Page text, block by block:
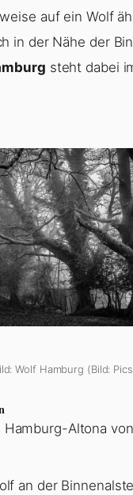
auf ein Wolf
in der Nähe der
steht dabei
Wolf Hamburg (Bild:
Hamburg-Altona
an der